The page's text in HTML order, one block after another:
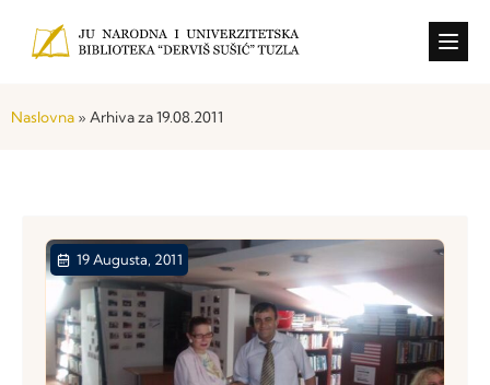
Naslovna » Arhiva za 19.08.2011
19 Augusta, 2011